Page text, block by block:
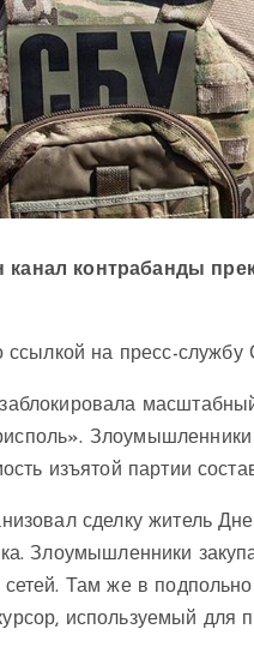
контрабанды
ссылкой на пресс-
Злоумышленники
изъятой партии
сделку житель
Злоумышленники
Там же в
используемый для